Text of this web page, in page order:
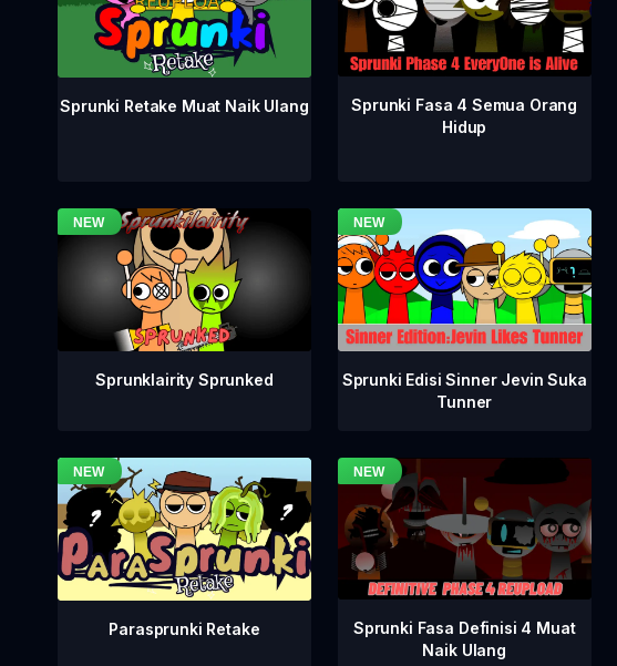
Sprunki Retake Muat Naik Ulang
Sprunki Fasa 4 Semua Orang
Hidup
Sprunklairity Sprunked
Sprunki Edisi Sinner Jevin Suka
Tunner
Parasprunki Retake
Sprunki Fasa Definisi 4 Muat
Naik Ulang